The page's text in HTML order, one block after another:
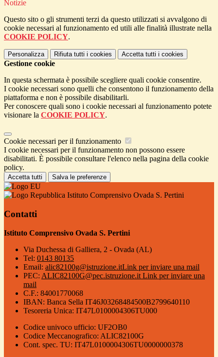
Notizie
Questo sito o gli strumenti terzi da questo utilizzati si avvalgono di
cookie necessari al funzionamento ed utili alle finalità illustrate nella
COOKIE POLICY.
Personalizza Rifiuta tutti i cookies Accetta tutti i cookies
Gestione cookie
In questa schermata è possibile scegliere quali cookie consentire.
I cookie necessari sono quelli che consentono il funzionamento della
piattaforma e non è possibile disabilitarli.
Per conoscere quali sono i cookie necessari al funzionamento potete
visionare la COOKIE POLICY.
Cookie necessari per il funzionamento
I cookie necessari per il funzionamento non possono essere
disabilitati. È possibile consultare l'elenco nella pagina della cookie
policy.
Accetta tutti Salva le preferenze
Istituto Comprensivo Ovada S. Pertini
Contatti
Istituto Comprensivo Ovada S. Pertini
Via Duchessa di Galliera, 2 - Ovada (AL)
Tel: 0143 80135
Email: alic82100g@istruzione.itLink per inviare una mail
PEC: ALIC82100G@pec.istruzione.it Link per inviare una
mail
C.F.: 84001770068
IBAN: Banca Sella IT46J03268484500B2799640110
Tesoreria Unica: IT47L0100004306TU000
Codice univoco ufficio: UF2OB0
Codice Meccanografico: ALIC82100G
Cont. spec. TU: IT47L0100004306TU0000000378